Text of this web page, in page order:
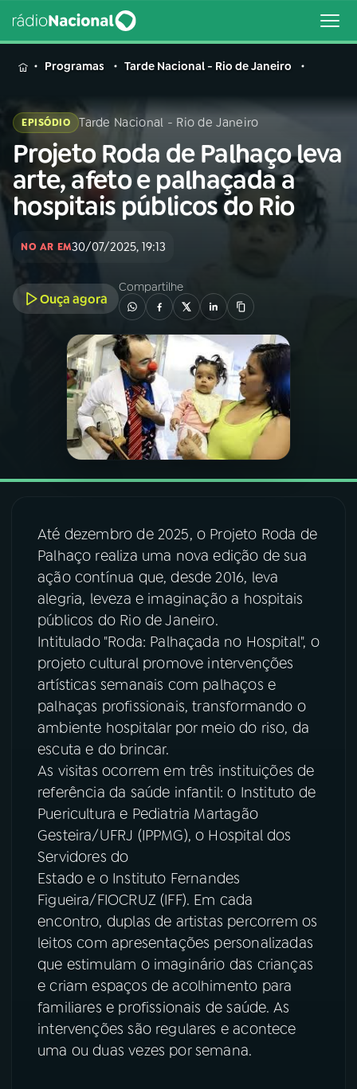
MENU
Buscar
na
Rádio
Nacional
Buscar
A RÁDIO
PROGRAMAÇÃO
PROGRAMAS
06VIDEOCASTS
07ÚLTIMAS
08FESTIVAL DE MÚSICA
ACOMPANHE A RÁDIO NACIONAL
YouTube
Instagram
TikTok
Programas Tarde Nacional - Rio de Janeiro
EPISÓDIO Tarde Nacional - Rio de Janeiro
Projeto Roda de Palhaço leva
arte, afeto e palhaçada a
hospitais públicos do Rio
NO AR EM30/07/2025, 19:13
Ouça agora
Compartilhe
Até dezembro de 2025, o Projeto Roda de
Palhaço realiza uma nova edição de sua
ação contínua que, desde 2016, leva
alegria, leveza e imaginação a hospitais
públicos do Rio de Janeiro.
Intitulado "Roda: Palhaçada no Hospital", o
projeto cultural promove intervenções
artísticas semanais com palhaços e
palhaças profissionais, transformando o
ambiente hospitalar por meio do riso, da
escuta e do brincar.
As visitas ocorrem em três instituições de
referência da saúde infantil: o Instituto de
Puericultura e Pediatria Martagão
Gesteira/UFRJ (IPPMG), o Hospital dos
Servidores do
Estado e o Instituto Fernandes
Figueira/FIOCRUZ (IFF). Em cada
encontro, duplas de artistas percorrem os
leitos com apresentações personalizadas
que estimulam o imaginário das crianças
e criam espaços de acolhimento para
familiares e profissionais de saúde. As
intervenções são regulares e acontece
uma ou duas vezes por semana.